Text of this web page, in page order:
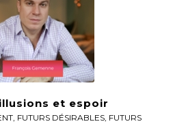
et espoir
, FUTURS DÉSIRABLES, FUTURS